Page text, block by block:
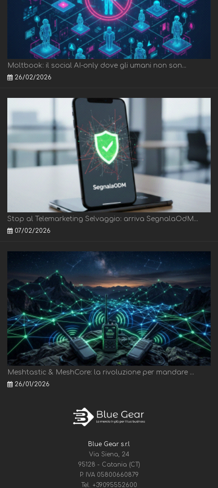
Moltbook: il social AI-only dove gli umani non son...
26/02/2026
Stop al Telemarketing Selvaggio: arriva SegnalaOdM...
07/02/2026
Meshtastic & MeshCore: la rivoluzione per mandare ...
26/01/2026
Blue Gear s.r.l
Via Siena, 24
95128 - Catania (CT)
P. IVA 05800660879
Tel. +39095552600